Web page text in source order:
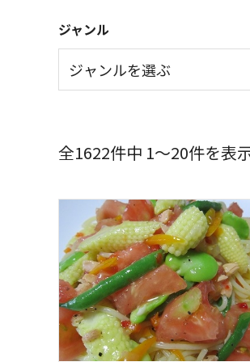
ジャンル
全1622件中 1～20件を表